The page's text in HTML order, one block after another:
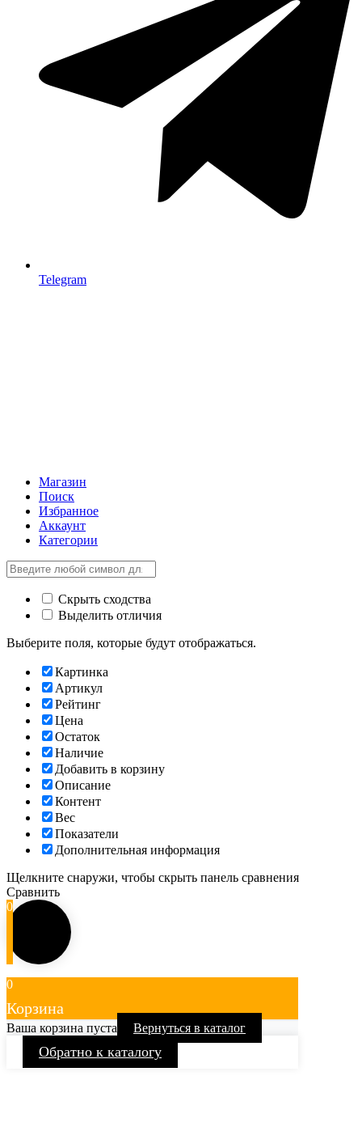
Telegram
Магазин
Поиск
Избранное
Аккаунт
Категории
Скрыть сходства
Выделить отличия
Выберите поля, которые будут отображаться.
Картинка
Артикул
Рейтинг
Цена
Остаток
Наличие
Добавить в корзину
Описание
Контент
Вес
Показатели
Дополнительная информация
Щелкните снаружи, чтобы скрыть панель сравнения
Сравнить
0
0
Корзина
Ваша корзина пуста Вернуться в каталог
Обратно к каталогу